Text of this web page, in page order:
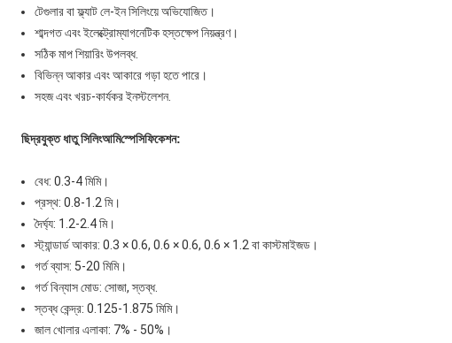
টেগুলার বা ফ্ল্যাট লে-ইন সিলিংয়ে অভিযোজিত।
শাব্দগত এবং ইলেক্ট্রোম্যাগনেটিক হস্তক্ষেপ নিয়ন্ত্রণ।
সঠিক মাপ শিয়ারিং উপলব্ধ.
বিভিন্ন আকার এবং আকারে গড়া হতে পারে।
সহজ এবং খরচ-কার্যকর ইনস্টলেশন.
ছিদ্রযুক্ত ধাতু সিলিংআমিস্পেসিফিকেশন:
বেধ: 0.3-4 মিমি।
প্রস্থ: 0.8-1.2 মি।
দৈর্ঘ্য: 1.2-2.4 মি।
স্ট্যান্ডার্ড আকার: 0.3 × 0.6, 0.6 × 0.6, 0.6 × 1.2 বা কাস্টমাইজড।
গর্ত ব্যাস: 5-20 মিমি।
গর্ত বিন্যাস মোড: সোজা, স্তব্ধ.
স্তব্ধ কেন্দ্র: 0.125-1.875 মিমি।
জাল খোলার এলাকা: 7% - 50%।